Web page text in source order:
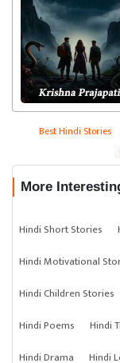
Best Hindi Stories
More
Hindi Short Stories
Hindi Motivational
Hindi Children Stories
Hindi Poems
Hindi
Hindi Drama
Hindi